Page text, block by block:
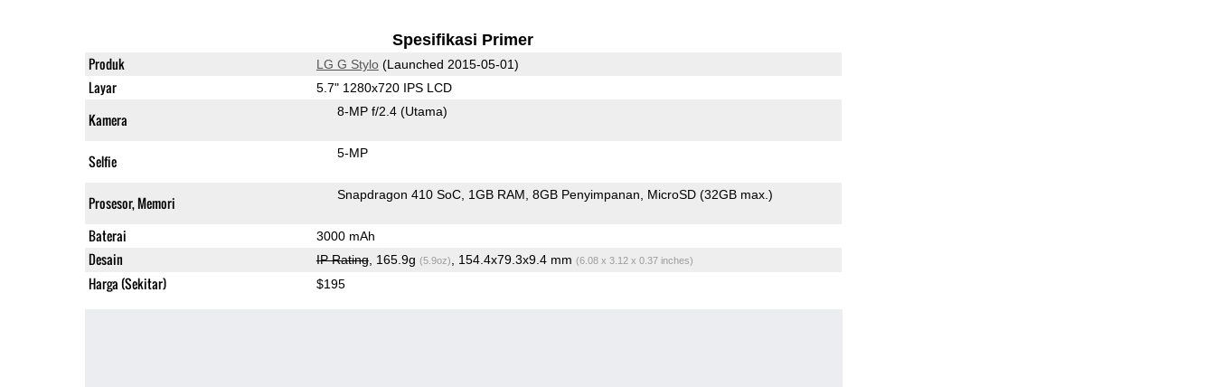
Spesifikasi Primer
Produk LG G Stylo(Launched 2015-05-01)
Layar 5.7" 1280x720 IPS LCD
Kamera 8-MP f/2.4 (Utama)
Selfie 5-MP
Prosesor, Memori Snapdragon 410 SoC 1GB RAM 8GB Penyimpanan MicroSD (32GB max.)
Baterai 3000 mAh
Desain IP Rating, 165.9g (5.9oz) , 154.4x79.3x9.4 mm (6.08 x 3.12 x 0.37 inches)
Harga (Sekitar) $195